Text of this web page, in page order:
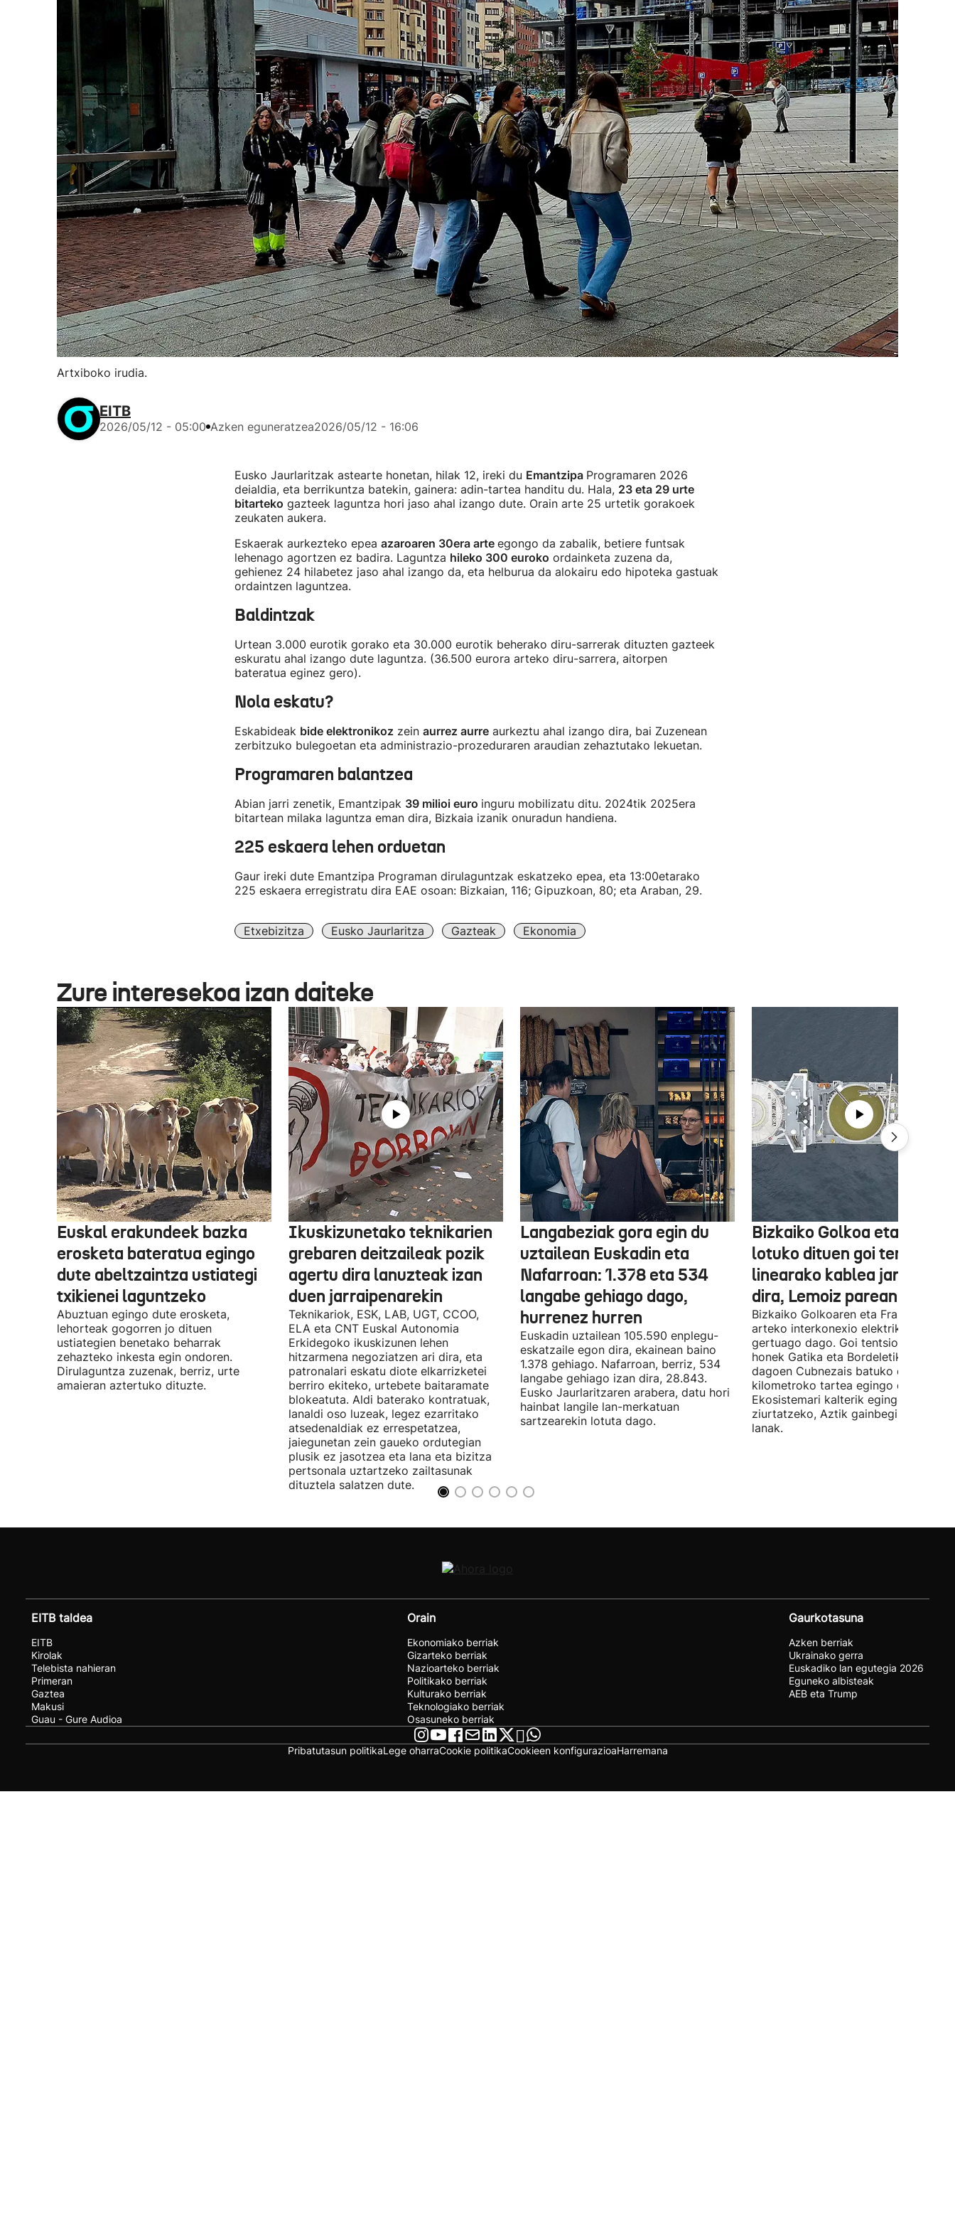
Artxiboko irudia.
EITB
2026/05/12 - 05:00 Azken eguneratzea2026/05/12 - 16:06
Eusko Jaurlaritzak astearte honetan, hilak 12, ireki du Emantzipa Programaren 2026
deialdia, eta berrikuntza batekin, gainera: adin-tartea handitu du. Hala, 23 eta 29 urte
bitarteko gazteek laguntza hori jaso ahal izango dute. Orain arte 25 urtetik gorakoek
zeukaten aukera.
Eskaerak aurkezteko epea azaroaren 30era arte egongo da zabalik, betiere funtsak
lehenago agortzen ez badira. Laguntza hileko 300 euroko ordainketa zuzena da,
gehienez 24 hilabetez jaso ahal izango da, eta helburua da alokairu edo hipoteka gastuak
ordaintzen laguntzea.
Baldintzak
Urtean 3.000 eurotik gorako eta 30.000 eurotik beherako diru-sarrerak dituzten gazteek
eskuratu ahal izango dute laguntza. (36.500 eurora arteko diru-sarrera, aitorpen
bateratua eginez gero).
Nola eskatu?
Eskabideak bide elektronikozzein aurrez aurreaurkeztu ahal izango dira, bai Zuzenean
zerbitzuko bulegoetan eta administrazio-prozeduraren araudian zehaztutako lekuetan.
Programaren balantzea
Abian jarri zenetik, Emantzipak 39 milioi euro inguru mobilizatu ditu. 2024tik 2025era
bitartean milaka laguntza eman dira, Bizkaia izanik onuradun handiena.
225 eskaera lehen orduetan
Gaur ireki dute Emantzipa Programan dirulaguntzak eskatzeko epea, eta 13:00etarako
225 eskaera erregistratu dira EAE osoan: Bizkaian, 116; Gipuzkoan, 80; eta Araban, 29.
Etxebizitza Eusko Jaurlaritza Gazteak Ekonomia
Zure interesekoa izan daiteke
Euskal erakundeek bazka
erosketa bateratua egingo
dute abeltzaintza ustiategi
txikienei laguntzeko
Abuztuan egingo dute erosketa,
lehorteak gogorren jo dituen
ustiategien benetako beharrak
zehazteko inkesta egin ondoren.
Dirulaguntza zuzenak, berriz, urte
amaieran aztertuko dituzte.
Ikuskizunetako teknikarien
grebaren deitzaileak pozik
agertu dira lanuzteak izan
duen jarraipenarekin
Teknikariok, ESK, LAB, UGT, CCOO,
ELA eta CNT Euskal Autonomia
Erkidegoko ikuskizunen lehen
hitzarmena negoziatzen ari dira, eta
patronalari eskatu diote elkarrizketei
berriro ekiteko, urtebete baitaramate
blokeatuta. Aldi baterako kontratuak,
lanaldi oso luzeak, legez ezarritako
atsedenaldiak ez errespetatzea,
jaiegunetan zein gaueko ordutegian
plusik ez jasotzea eta lana eta bizitza
pertsonala uztartzeko zailtasunak
dituztela salatzen dute.
Langabeziak gora egin du
uztailean Euskadin eta
Nafarroan: 1.378 eta 534
langabe gehiago dago,
hurrenez hurren
Euskadin uztailean 105.590 enplegu-
eskatzaile egon dira, ekainean baino
1.378 gehiago. Nafarroan, berriz, 534
langabe gehiago izan dira, 28.843.
Eusko Jaurlaritzaren arabera, datu hori
hainbat langile lan-merkatuan
sartzearekin lotuta dago.
Bizkaiko Golkoa eta
lotuko dituen goi tentsioko
linearako kablea jartzen
dira, Lemoiz parean
Bizkaiko Golkoaren eta Frantziaren
arteko interkonexio elektrikoa
gertuago dago. Goi tentsioko linea
honek Gatika eta Bordeletik gertu
dagoen Cubnezais batuko ditu eta
kilometroko tartea egingo du ur
Ekosistemari kalterik egingo ez
ziurtatzeko, Aztik gainbegiratuko
lanak.
EITB taldea
EITB
Kirolak
Telebista nahieran
Primeran
Gaztea
Makusi
Guau - Gure Audioa
Orain
Ekonomiako berriak
Gizarteko berriak
Nazioarteko berriak
Politikako berriak
Kulturako berriak
Teknologiako berriak
Osasuneko berriak
Gaurkotasuna
Azken berriak
Ukrainako gerra
Euskadiko lan egutegia 2026
Eguneko albisteak
AEB eta Trump
Pribatutasun politikaLege oharraCookie politikaCookieen konfigurazioaHarremana